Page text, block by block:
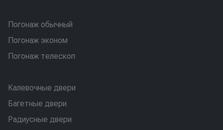
Погонаж обычный
Погонаж эконом
Погонаж телескоп
Калевочные двери
Багетные двери
Радиусные двери